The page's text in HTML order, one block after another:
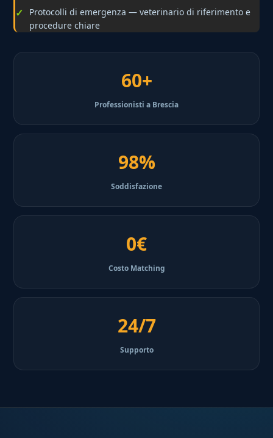
Protocolli di emergenza — veterinario di riferimento e
procedure chiare
60+
Professionisti a Brescia
98%
Soddisfazione
0€
Costo Matching
24/7
Supporto